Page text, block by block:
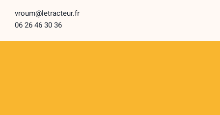
vroum@letracteur.fr
06 26 46 30 36